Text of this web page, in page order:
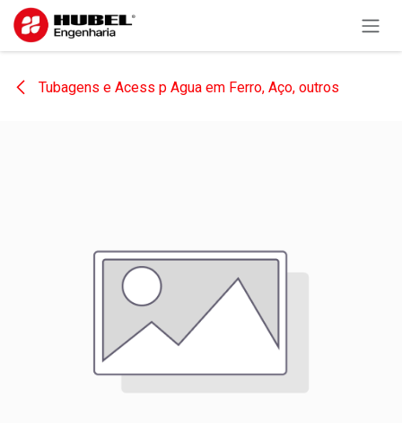
Pular para o conteúdo
Tubagens e Acess p Agua em Ferro, Aço, outros